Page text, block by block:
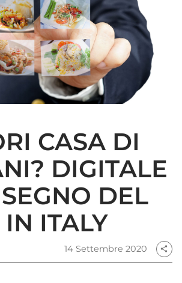
CASA DI
DIGITALE
DEL
ITALY
14 Settembre 2020 share